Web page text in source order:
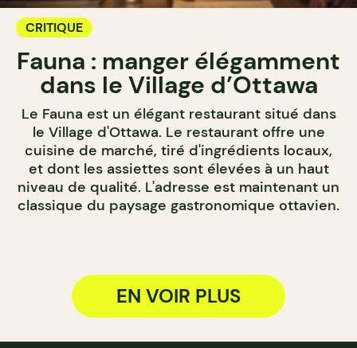
CRITIQUE
Fauna : manger élégamment
dans le Village d’Ottawa
Le Fauna est un élégant restaurant situé dans
le Village d'Ottawa. Le restaurant offre une
cuisine de marché, tiré d'ingrédients locaux,
et dont les assiettes sont élevées à un haut
niveau de qualité. L'adresse est maintenant un
classique du paysage gastronomique ottavien.
EN VOIR PLUS